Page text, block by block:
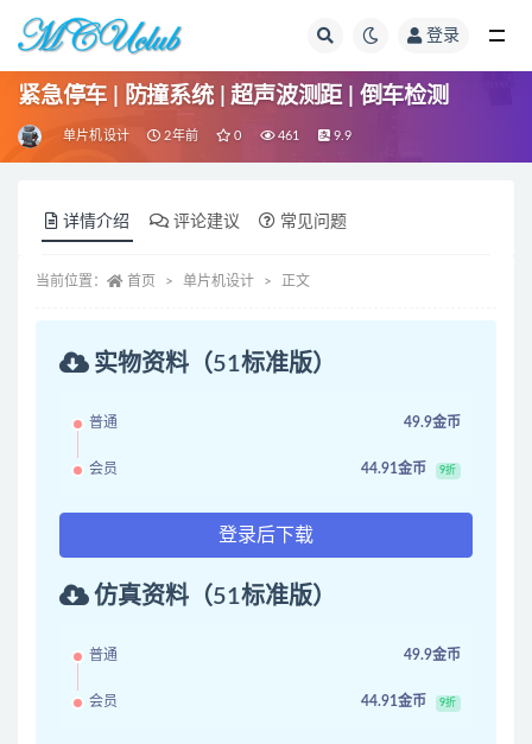
登录
紧急停车 | 防撞系统 | 超声波测距 | 倒车检测
单片机设计 2年前 0 461 9.9
详情介绍 评论建议 常见问题
当前位置： 首页 单片机设计 正文
实物资料（51标准版）
普通 49.9金币
会员 44.91金币 9折
登录后下载
仿真资料（51标准版）
普通 49.9金币
会员 44.91金币 9折